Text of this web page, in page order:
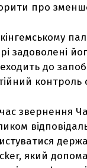
про
задоволені
до
контроль
звернення
який